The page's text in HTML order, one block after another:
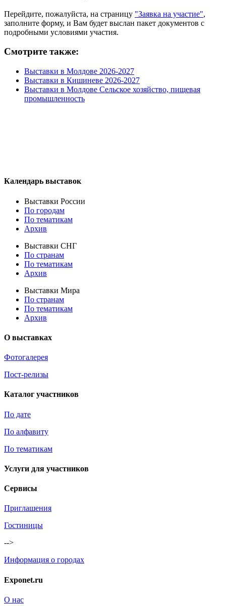
Перейдите, пожалуйста, на страницу "Заявка на участие",
заполните форму, и Вам будет выслан пакет документов с
подробными условиями участия.
Смотрите также:
Выставки в Молдове 2026-2027
Выставки в Кишиневе 2026-2027
Выставки в Молдове Сельское хозяйство, пищевая
промышленность
Календарь выставок
Выставки России
По городам
По тематикам
Архив
Выставки СНГ
По странам
По тематикам
Архив
Выставки Мира
По странам
По тематикам
Архив
О выставках
Фотогалерея
Пост-релизы
Каталог участников
По дате
По алфавиту
По тематикам
Услуги для участников
Сервисы
Приглашения
Гостиницы
-->
Информация о городах
Exponet.ru
О нас